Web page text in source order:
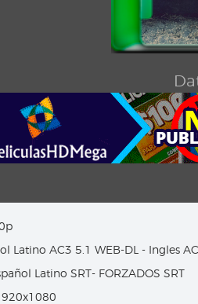
Latino AC3 5.1 WEB-DL - Ingles
Latino SRT- FORZADOS SRT